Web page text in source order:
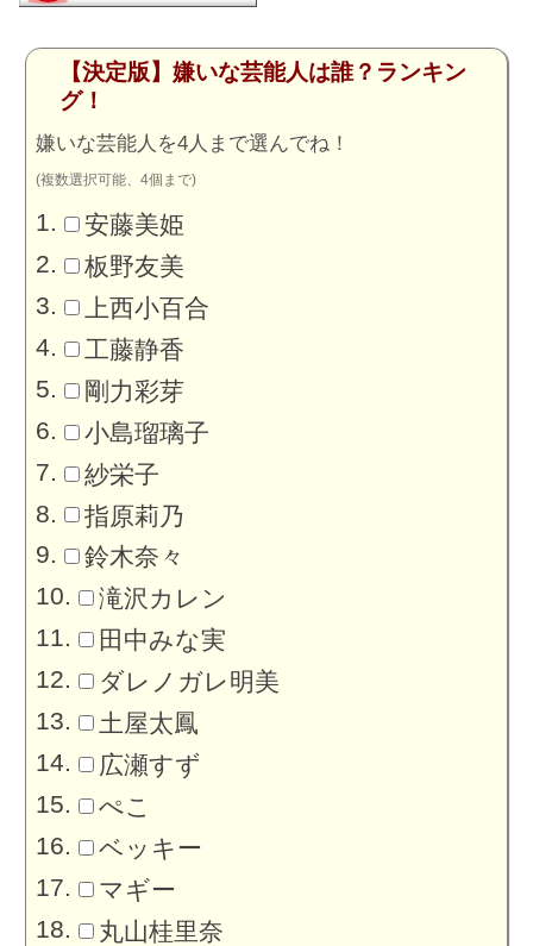
【決定版】嫌いな芸能人は誰？ランキン
グ！
嫌いな芸能人を4人まで選んでね！
(複数選択可能、4個まで)
安藤美姫
板野友美
上西小百合
工藤静香
剛力彩芽
小島瑠璃子
紗栄子
指原莉乃
鈴木奈々
滝沢カレン
田中みな実
ダレノガレ明美
土屋太鳳
広瀬すず
ぺこ
ベッキー
マギー
丸山桂里奈